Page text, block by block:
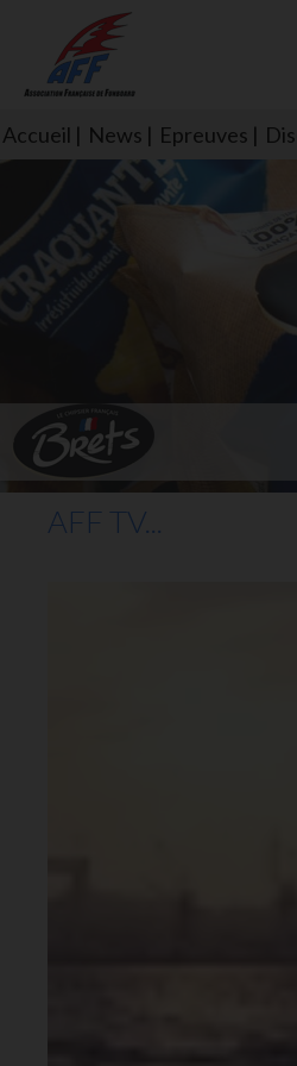
Accueil News Epreuves
AFF TV...